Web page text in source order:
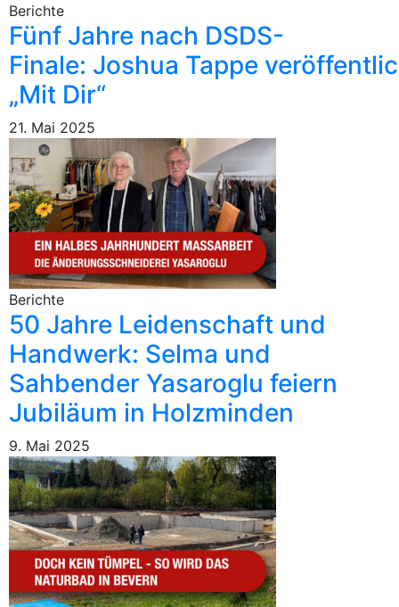
Berichte
Fünf Jahre nach DSDS-
Finale: Joshua Tappe
„Mit Dir“
21. Mai 2025
Berichte
50 Jahre Leidenschaft und
Handwerk: Selma und
Sahbender Yasaroglu feiern
Jubiläum in Holzminden
9. Mai 2025